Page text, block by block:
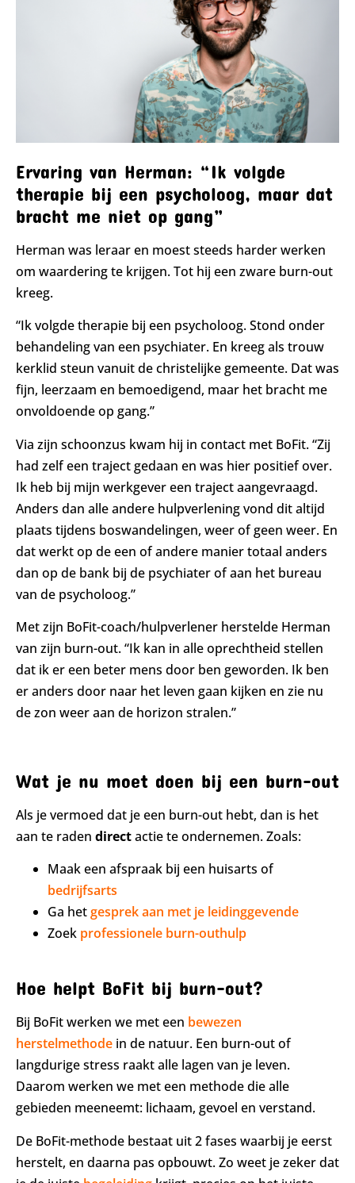
Ervaring van Herman: “Ik volgde
therapie bij een psycholoog, maar dat
bracht me niet op gang”
Herman was leraar en moest steeds harder werken
om waardering te krijgen. Tot hij een zware burn-out
kreeg.
“Ik volgde therapie bij een psycholoog. Stond onder
behandeling van een psychiater. En kreeg als trouw
kerklid steun vanuit de christelijke gemeente. Dat was
fijn, leerzaam en bemoedigend, maar het bracht me
onvoldoende op gang.”
Via zijn schoonzus kwam hij in contact met BoFit. “Zij
had zelf een traject gedaan en was hier positief over.
Ik heb bij mijn werkgever een traject aangevraagd.
Anders dan alle andere hulpverlening vond dit altijd
plaats tijdens boswandelingen, weer of geen weer. En
dat werkt op de een of andere manier totaal anders
dan op de bank bij de psychiater of aan het bureau
van de psycholoog.”
Met zijn BoFit-coach/hulpverlener herstelde Herman
van zijn burn-out. “Ik kan in alle oprechtheid stellen
dat ik er een beter mens door ben geworden. Ik ben
er anders door naar het leven gaan kijken en zie nu
de zon weer aan de horizon stralen.”
Wat je nu moet doen bij een burn-out
Als je vermoed dat je een burn-out hebt, dan is het
aan te raden directactie te ondernemen. Zoals:
Maak een afspraak bij een huisarts of
bedrijfsarts
Ga hetgesprek aan met je leidinggevende
Zoek professionele burn-outhulp
Hoe helpt BoFit bij burn-out?
Bij BoFit werken we met een bewezen
herstelmethode in de natuur. Een burn-out of
langdurige stress raakt alle lagen van je leven.
Daarom werken we met een methode die alle
gebieden meeneemt: lichaam, gevoel en verstand.
De BoFit-methode bestaat uit 2 fases waarbij je eerst
herstelt, en daarna pas opbouwt. Zo weet je zeker dat